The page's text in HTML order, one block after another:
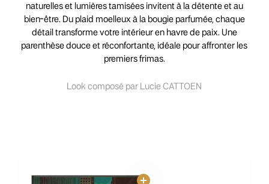
naturelles et lumières tamisées invitent à la détente et au
bien-être. Du plaid moelleux à la bougie parfumée, chaque
détail transforme votre intérieur en havre de paix. Une
parenthèse douce et réconfortante, idéale pour affronter les
premiers frimas.
Look composé par Lucie CATTOEN